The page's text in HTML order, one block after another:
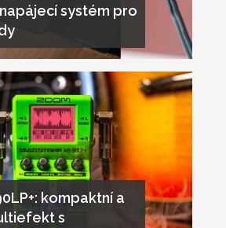
systém pro
kompaktní a
s